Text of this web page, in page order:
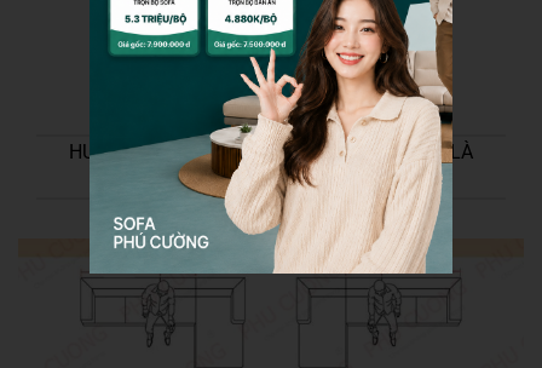
HƯỚNG DẪN CHỌN HƯỚNG TRÁI/PHẢI NẾU LÀ
SOFA GÓC